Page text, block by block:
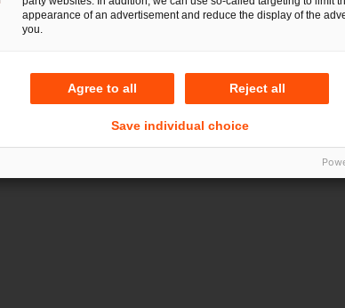
appearance of an advertisement and reduce the display of the
you.
Agree to all Reject all
Save individual choice